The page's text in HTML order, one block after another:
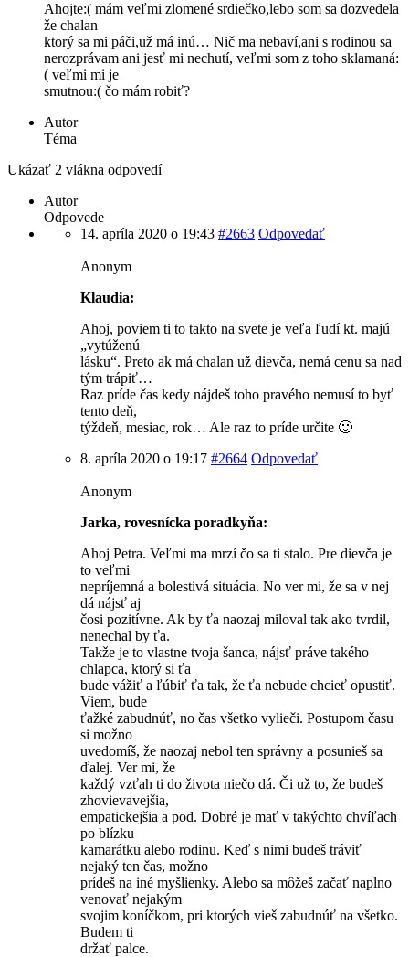
Ahojte:( mám veľmi zlomené srdiečko,lebo som sa dozvedela
že chalan
ktorý sa mi páči,už má inú… Nič ma nebaví,ani s rodinou sa
nerozprávam ani jesť mi nechutí, veľmi som z toho sklamaná:
( veľmi mi je
smutnou:( čo mám robiť?
Autor
Téma
Ukázať 2 vlákna odpovedí
Autor
Odpovede
14. apríla 2020 o 19:43 #2663 Odpovedať
Anonym
Klaudia:
Ahoj, poviem ti to takto na svete je veľa ľudí kt. majú
„vytúženú
lásku“. Preto ak má chalan už dievča, nemá cenu sa nad
tým trápiť…
Raz príde čas kedy nájdeš toho pravého nemusí to byť
tento deň,
týždeň, mesiac, rok… Ale raz to príde určite 🙂
8. apríla 2020 o 19:17 #2664 Odpovedať
Anonym
Jarka, rovesnícka poradkyňa:
Ahoj Petra. Veľmi ma mrzí čo sa ti stalo. Pre dievča je
to veľmi
nepríjemná a bolestivá situácia. No ver mi, že sa v nej
dá nájsť aj
čosi pozitívne. Ak by ťa naozaj miloval tak ako tvrdil,
nenechal by ťa.
Takže je to vlastne tvoja šanca, nájsť práve takého
chlapca, ktorý si ťa
bude vážiť a ľúbiť ťa tak, že ťa nebude chcieť opustiť.
Viem, bude
ťažké zabudnúť, no čas všetko vylieči. Postupom času
si možno
uvedomíš, že naozaj nebol ten správny a posunieš sa
ďalej. Ver mi, že
každý vzťah ti do života niečo dá. Či už to, že budeš
zhovievavejšia,
empatickejšia a pod. Dobré je mať v takýchto chvíľach
po blízku
kamarátku alebo rodinu. Keď s nimi budeš tráviť
nejaký ten čas, možno
prídeš na iné myšlienky. Alebo sa môžeš začať naplno
venovať nejakým
svojim koníčkom, pri ktorých vieš zabudnúť na všetko.
Budem ti
držať palce.